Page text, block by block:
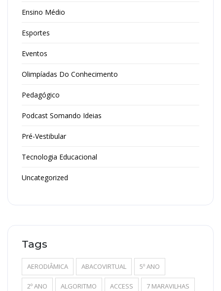
Ensino Médio
Esportes
Eventos
Olimpíadas Do Conhecimento
Pedagógico
Podcast Somando Ideias
Pré-Vestibular
Tecnologia Educacional
Uncategorized
Tags
AERODIÂMICA ABACOVIRTUAL 5º ANO
2º ANO ALGORITMO ACCESS 7 MARAVILHAS